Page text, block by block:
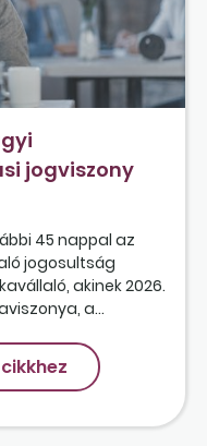
jogviszony
45 nappal az
jogosultság
akinek 2026.
a...